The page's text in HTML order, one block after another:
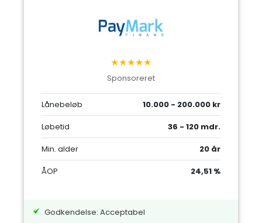
★★★★★
Sponsoreret
Lånebeløb
10.000 - 200.000 kr
Løbetid
36 - 120 mdr.
Min. alder
20 år
ÅOP
24,51 %
Godkendelse: Acceptabel